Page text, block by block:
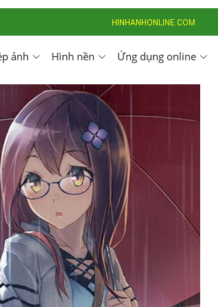
HINHANHONLINE.COM
ảnh Hình nền Ứng dụng online